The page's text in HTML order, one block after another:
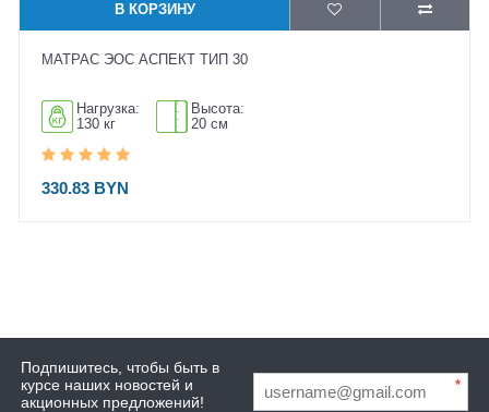
В КОРЗИНУ
МАТРАС ЭОС АСПЕКТ ТИП 30
Нагрузка:
130 кг
Высота:
20 см
330.83 BYN
Подпишитесь, чтобы быть в
курсе наших новостей и
акционных предложений!
*